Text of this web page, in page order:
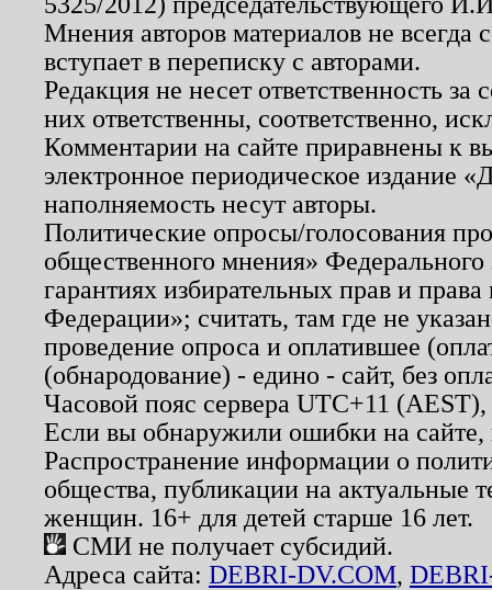
Мнения авторов материалов не
вступает в переписку с авторами.
Редакция не несет ответственность
них ответственны, соответственно,
Комментарии на сайте приравнены к
электронное периодическое издание
наполняемость несут авторы.
Политические опросы/голосования
общественного мнения»
гарантиях избирательных прав и
Федерации»; считать, там где не
проведение опроса и оплатившее
(обнародование) - едино - сайт, без
Часовой пояс сервера UTC+11
Если вы обнаружили ошибки на
Распространение информации о
общества, публикации на актуальные
женщин. 16+ для детей старше 16 лет.
СМИ не получает субсидий.
Адреса сайта: DEBRI-DV.COM,